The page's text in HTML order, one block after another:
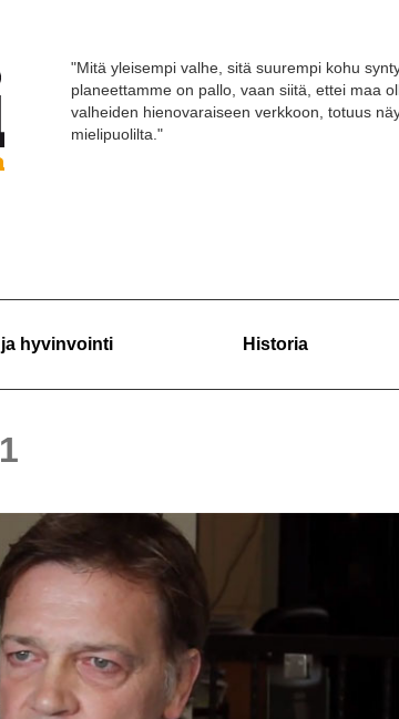
"Mitä yleisempi valhe, sitä suurempi kohu
planeettamme on pallo, vaan siitä, ettei maa
valheiden hienovaraiseen verkkoon, totuus
mielipuolilta."
hyvinvointi Historia